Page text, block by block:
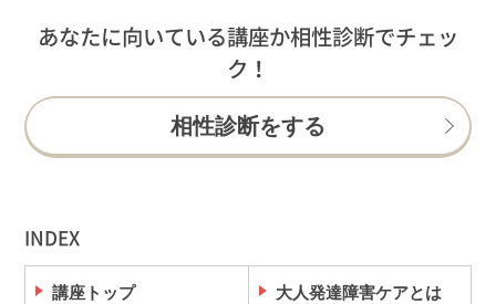
あなたに向いている講座か相性診断でチェッ
ク！
相性診断をする
INDEX
講座トップ 大人発達障害ケアとは